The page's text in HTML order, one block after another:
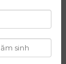
phát triển